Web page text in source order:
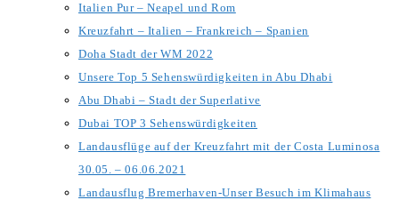
Italien Pur – Neapel und Rom
Kreuzfahrt – Italien – Frankreich – Spanien
Doha Stadt der WM 2022
Unsere Top 5 Sehenswürdigkeiten in Abu Dhabi
Abu Dhabi – Stadt der Superlative
Dubai TOP 3 Sehenswürdigkeiten
Landausflüge auf der Kreuzfahrt mit der Costa Luminosa
30.05. – 06.06.2021
Landausflug Bremerhaven-Unser Besuch im Klimahaus